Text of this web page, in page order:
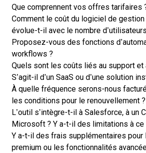
Que comprennent vos offres tarifaires
Comment le coût du logiciel de
évolue-t-il avec le nombre
Proposez-vous des fonctions
workflows ?
Quels sont les coûts liés au support et
S’agit-il d’un SaaS ou d’une solution
À quelle fréquence serons-nous
les conditions pour le renouvellement ?
L’outil s’intègre-t-il à Salesforce, à un
Microsoft ? Y a-t-il des limitations à ce
Y a-t-il des frais supplémentaires pour
premium ou les fonctionnalités